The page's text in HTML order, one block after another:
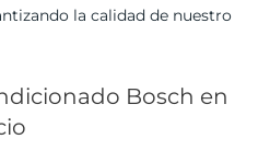
la calidad de nuestro
Bosch en